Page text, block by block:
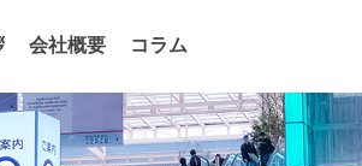
会社概要 コラム